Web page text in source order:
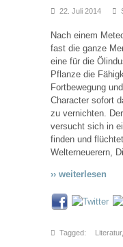
22. Juli 2014
Nach einem
fast die ganze
eine für die
Pflanze die
Fortbewegung
Character sofort
zu vernichten.
versucht sich in
finden und
Welterneuerern,
›› weiterlesen
Tagged: Literatur,